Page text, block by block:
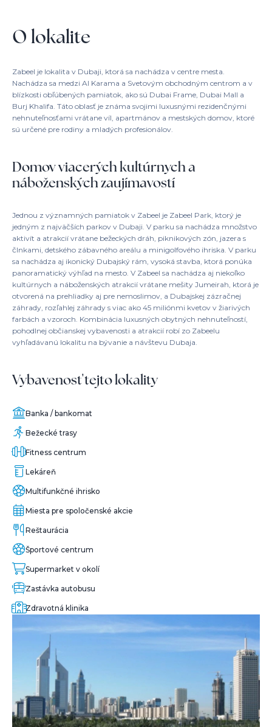
O lokalite
Zabeel je lokalita v Dubaji, ktorá sa nachádza v centre mesta.
Nachádza sa medzi Al Karama a Svetovým obchodným centrom a v
blízkosti obľúbených pamiatok, ako sú Dubai Frame, Dubai Mall a
Burj Khalifa. Táto oblasť je známa svojimi luxusnými rezidenčnými
nehnuteľnosťami vrátane víl, apartmánov a mestských domov, ktoré
sú určené pre rodiny a mladých profesionálov.
Domov viacerých kultúrnych a
náboženských zaujímavostí
Jednou z významných pamiatok v Zabeel je Zabeel Park, ktorý je
jedným z najväčších parkov v Dubaji. V parku sa nachádza množstvo
aktivít a atrakcií vrátane bežeckých dráh, piknikových zón, jazera s
člnkami, detského zábavného areálu a minigolfového ihriska. V parku
sa nachádza aj ikonický Dubajský rám, vysoká stavba, ktorá ponúka
panoramatický výhľad na mesto. V Zabeel sa nachádza aj niekoľko
kultúrnych a náboženských atrakcií vrátane mešity Jumeirah, ktorá je
otvorená na prehliadky aj pre nemoslimov, a Dubajskej zázračnej
záhrady, rozľahlej záhrady s viac ako 45 miliónmi kvetov v žiarivých
farbách a vzoroch. Kombinácia luxusných obytných nehnuteľností,
pohodlnej občianskej vybavenosti a atrakcií robí zo Zabeelu
vyhľadávanú lokalitu na bývanie a návštevu Dubaja.
Vybavenosť tejto lokality
Banka / bankomat
Bežecké trasy
Fitness centrum
Lekáreň
Multifunkčné ihrisko
Miesta pre spoločenské akcie
Reštaurácia
Športové centrum
Supermarket v okolí
Zastávka autobusu
Zdravotná klinika